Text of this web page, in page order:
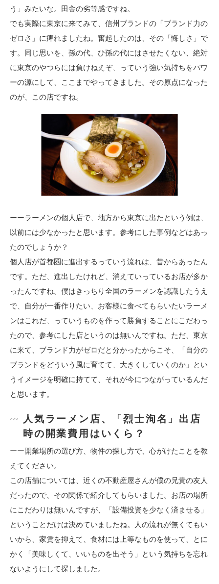
う」みたいな。田舎の劣等感ですね。
でも実際に東京に来てみて、信州ブランドの「ブランド力の
ゼロさ」に痺れましたね。奮起したのは、その「悔しさ」で
す。同じ思いを、孫の代、ひ孫の代にはさせたくない、絶対
に東京のやつらには負けねえぞ、っていう強い気持ちをパワ
ーの源にして、ここまでやってきました。その原点になった
のが、この店ですね。
ーーラーメンの個人店で、地方から東京に出たという例は、
以前には少なかったと思います。参考にした事例などはあっ
たのでしょうか？
個人店が首都圏に進出するっていう流れは、昔からあったん
です。ただ、進出したけれど、消えていっているお店が多か
ったんですね。僕はきっちり全国のラーメンを認識したうえ
で、自分が一番作りたい、お客様に食べてもらいたいラーメ
ンはこれだ、っていうものを作って勝負することにこだわっ
たので、参考にした店というのは無いんですね。ただ、東京
に来て、ブランド力がゼロだと分かったからこそ、「自分の
ブランドをどういう風に育てて、大きくしていくのか」とい
うイメージを明確に持てて、それが今につながっているんだ
と思います。
人気ラーメン店、「烈士洵名」出店
時の開業費用はいくら？
ーー開業場所の選び方、物件の探し方で、心がけたことを教
えてください。
この店舗については、近くの不動産屋さんが僕の兄貴の友人
だったので、その関係で紹介してもらいました。お店の場所
にこだわりは無いんですが、「設備投資を少なく済ませる」
ということだけは決めていましたね。人の流れが無くてもい
いから、家賃を抑えて、食材には上等なものを使って、とに
かく「美味しくて、いいものを出そう」という気持ちを忘れ
ないようにして探しました。